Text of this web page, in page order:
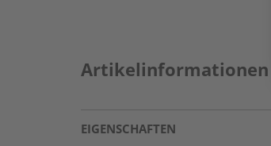
Artikelinformationen
EIGENSCHAFTEN